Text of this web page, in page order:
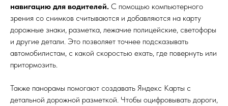
навигацию для водителей. С помощью компьютерного
зрения со снимков считываются и добавляются на карту
дорожные знаки, разметка, лежачие полицейские, светофоры
и другие детали. Это позволяет точнее подсказывать
автомобилистам, с какой скоростью ехать, где повернуть или
притормозить.
Также панорамы помогают создавать Яндекс Карты с
детальной дорожной разметкой. Чтобы оцифровывать дороги,